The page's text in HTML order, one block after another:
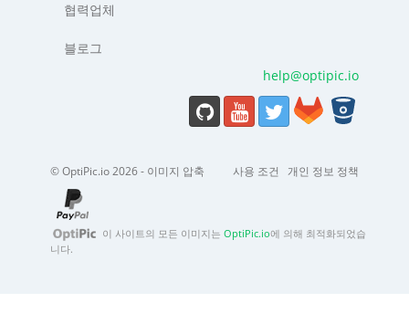
협력업체
블로그
help@optipic.io
© OptiPic.io 2026 - 이미지 압축 사용 조건 개인 정보 정책
이 사이트의 모든 이미지는 OptiPic.io에 의해 최적화되었습
니다.